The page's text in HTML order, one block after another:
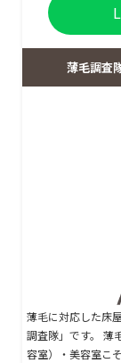
薄毛調査
薄毛に対応した床
調査隊」です。 薄
容室）・美容室こ